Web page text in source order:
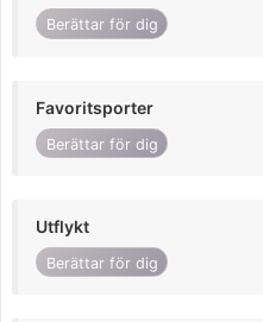
Berättar för dig
Favoritsporter
Berättar för dig
Utflykt
Berättar för dig